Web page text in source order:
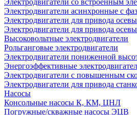
Электродвигатели со встроенным
Электродвигатели асинхронные с
Электродвигатели для привода
Электродвигатели для привода
Высоковольтные электродвигатели
Рольганговые электродвигатели
Электродвигатели пониженной
Энергоэффективные
Электродвигатели с повышенным
Электродвигатели для привода
Насосы
Консольные насосы К, КМ, ЦНЛ
Погружные/скважные насосы ЭЦВ